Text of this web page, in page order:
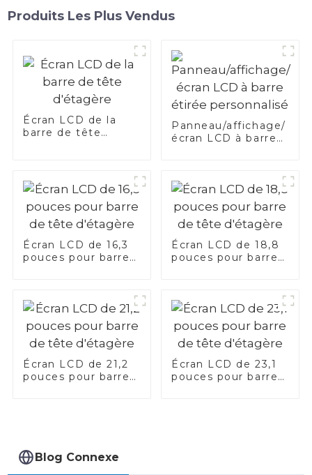
Produits Les Plus Vendus
Écran LCD de la
barre de tête
Panneau/affichage/
écran LCD à barre
Écran LCD de 16,3
pouces pour barre
Écran LCD de 18,8
pouces pour barre
Écran LCD de 21,2
pouces pour barre
Écran LCD de 23,1
pouces pour barre
Blog Connexe